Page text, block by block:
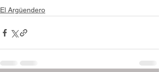
El Argüendero